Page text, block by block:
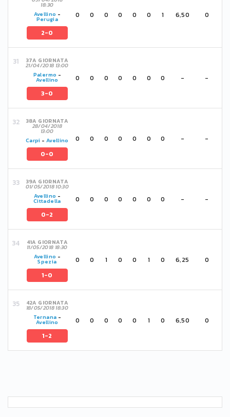
18:30
Avellino -
Perugia
2-0
0 0 0 0 0 0 1 6,50 0
37A GIORNATA
21/04/2018 13:00
Palermo -
Avellino
3-0
0 0 0 0 0 0 0 - -
38A GIORNATA
28/04/2018
13:00
Carpi - Avellino
0-0
0 0 0 0 0 0 0 - -
39A GIORNATA
01/05/2018 10:30
Avellino -
Cittadella
0-2
0 0 0 0 0 0 0 - -
41A GIORNATA
11/05/2018 18:30
Avellino -
Spezia
1-0
0 0 1 0 0 1 0 6,25 0
42A GIORNATA
18/05/2018 18:30
Ternana -
Avellino
1-2
0 0 0 0 0 1 0 6,50 0